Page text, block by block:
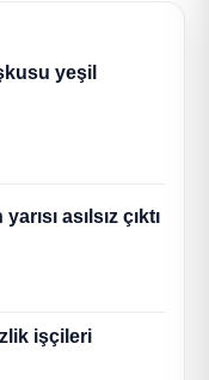
yeşil
asılsız çıktı
işçileri